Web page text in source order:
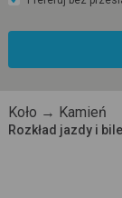
Koło → Kamień
Rozkład jazdy i